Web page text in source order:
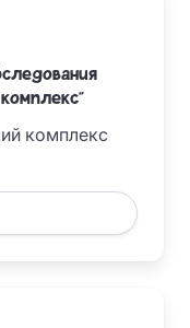
комплекс